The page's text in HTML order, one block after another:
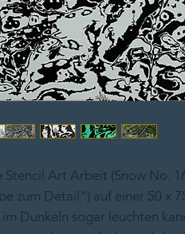
Stencil Art Arbeit (Snow No.
zum Detail") auf einer 50 x
Dunkeln sogar leuchten